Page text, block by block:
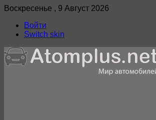
Воскресенье , 9 Август 2026
Войти
Switch skin